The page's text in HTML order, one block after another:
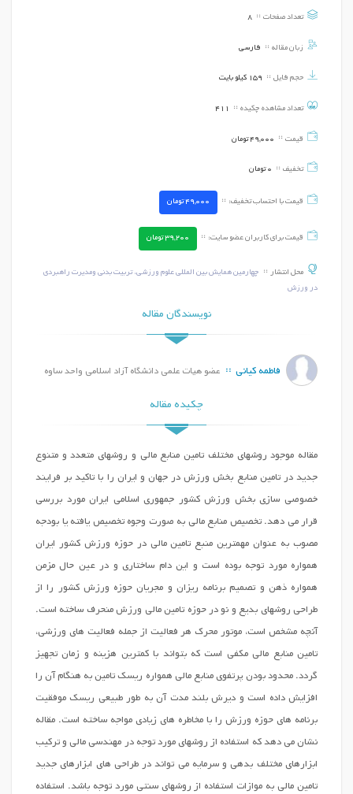
تعداد صفحات 8
زبان مقاله فارسی
حجم فایل 159 کیلو بایت
تعداد مشاهده چکیده 411
قیمت 49,000تومان
تخفیف 0 تومان
قیمت با احتساب تخفیف: 49,000تومان
قیمت برای کاربران عضو سایت: 39,200تومان
محل انتشار
چهارمین همایش بین المللی علوم ورزشی، تربیت بدنی ومدیرت راهبردی
در ورزش
نویسندگان مقاله
فاطمه کیانی عضو هیات علمی دانشگاه آزاد اسلامی واحد ساوه
چکیده مقاله
مقاله موجود روشهای مختلف تامین منابع مالی و روشهای متعدد و متنوع
جدید در تامین منابع بخش ورزش در جهان و ایران را با تاکید بر فرایند
خصوصی سازی بخش ورزش کشور جمهوری اسلامی ایران مورد بررسی
قرار می دهد. تخصیص منابع مالی به صورت وجوه تخصیص یافته یا بودجه
مصوب به عنوان مهمترین منبع تامین مالی در حوزه ورزش کشور ایران
همواره مورد توجه بوده است و این دام ساختاری و در عین حال مزمن
همواره ذهن و تصمیم برنامه ریزان و مجریان حوزه ورزش کشور را از
طراحی روشهای بدیع و نو در حوزه تامین مالی ورزش منحرف ساخته است.
آنچه مشخص است، موتور محرک هر فعالیت از جمله فعالیت های ورزشی،
تامین منابع مالی مکفی است که بتواند با کمترین هزینه و زمان تجهیز
گردد. محدود بودن پرتفوی منابع مالی همواره ریسک تامین به هنگام آن را
افزایش داده است و دیرش بلند مدت آن به طور طبیعی ریسک موفقیت
برنامه های حوزه ورزش را با مخاطره های زیادی مواجه ساخته است. مقاله
نشان می دهد که استفاده از روشهای مورد توجه در مهندسی مالی و ترکیب
ابزارهای مختلف بدهی و سرمایه می تواند در طراحی های ابزارهای جدید
تامین مالی به موازات استفاده از روشهای سنتی مورد توجه باشد. استفاده